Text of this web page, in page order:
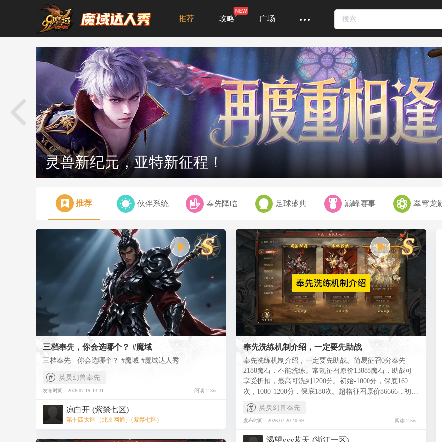
推荐 攻略 广场
灵兽新纪元，亚特新征程！
推荐 伙伴系统 奉先降临 足球盛典 巅峰赛事 翠穹龙
三档奉先，你会选哪个？ #魔域
三档奉先，你会选哪个？ #魔域 #魔域达人秀
英灵幻兽奉先
发布时间：2026-07-19 13:31 阅读 2.3w
凉白开 (紫禁七区)
第十四大区（北京网通）(紫禁七区)
奉先洗练机制介绍，一定要先助战
奉先洗练机制介绍，一定要先助战。简易征召0分奉先
2188魔石，不能洗练。常规征召原价13888魔石，助战可
享受折扣，最高可洗到1200分。初始-1000分，保底160
次，1000-1200分，保底180次。超格征召原价86666，初始
就是1000分，最高可洗到极，1200-极，保底12次，每次30
分道具 #魔域 #魔域达人秀
英灵幻兽奉先
发布时间：2026-07-20 10:59 阅读 2.5w
渴望vvv蓝天 (浙江一区)